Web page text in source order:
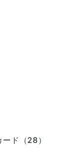
ド（28）